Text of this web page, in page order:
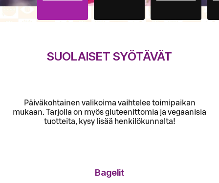
SUOLAISET SYÖTÄVÄT
Päiväkohtainen valikoima vaihtelee toimipaikan
mukaan. Tarjolla on myös gluteenittomia ja vegaanisia
tuotteita, kysy lisää henkilökunnalta!
Bagelit